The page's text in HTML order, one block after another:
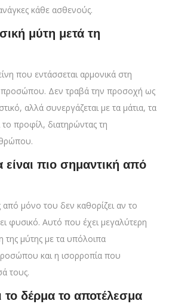
κάθε ασθενούς.
μύτη μετά τη
που εντάσσεται αρμονικά στη
προσώπου. Δεν τραβά την προσοχή ως
αλλά συνεργάζεται με τα μάτια, τα
προφίλ, διατηρώντας τη
είναι πιο σημαντική από
από μόνο του δεν καθορίζει αν το
φυσικό. Αυτό που έχει μεγαλύτερη
της μύτης με τα υπόλοιπα
και η ισορροπία που
τους.
δέρμα το αποτέλεσμα